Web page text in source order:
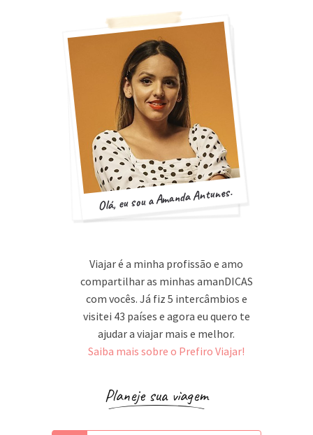
Olá, eu sou a Amanda Antunes.
Viajar é a minha profissão e amo
compartilhar as minhas amanDICAS
com vocês. Já fiz 5 intercâmbios e
visitei 43 países e agora eu quero te
ajudar a viajar mais e melhor.
Saiba mais sobre o Prefiro Viajar!
Planeje sua viagem